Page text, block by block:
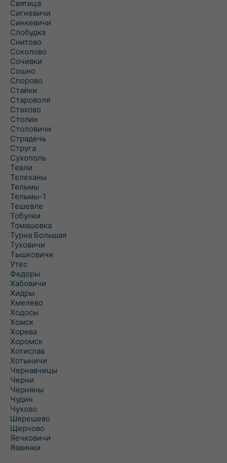
Святица
Сигневичи
Синкевичи
Слобудка
Снитово
Соколово
Сочивки
Сошно
Спорово
Стайки
Староволя
Стахово
Столин
Столовичи
Страдечь
Струга
Сухополь
Тевли
Телеханы
Тельмы
Тельмы-1
Тешевле
Тобулки
Томашовка
Турна Большая
Туховичи
Тышковичи
Утес
Федоры
Хабовичи
Хидры
Хмелево
Ходосы
Хомск
Хорева
Хоромск
Хотислав
Хотыничи
Чернавчицы
Черни
Черняны
Чудин
Чухово
Шерешево
Щерчово
Яечковичи
Язвинки